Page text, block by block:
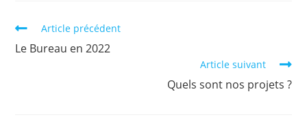
Article précédent
Le Bureau en 2022
Article suivant
Quels sont nos projets ?